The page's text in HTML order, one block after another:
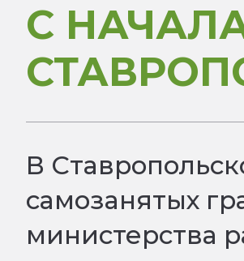
С
В
самозанятых
министерства